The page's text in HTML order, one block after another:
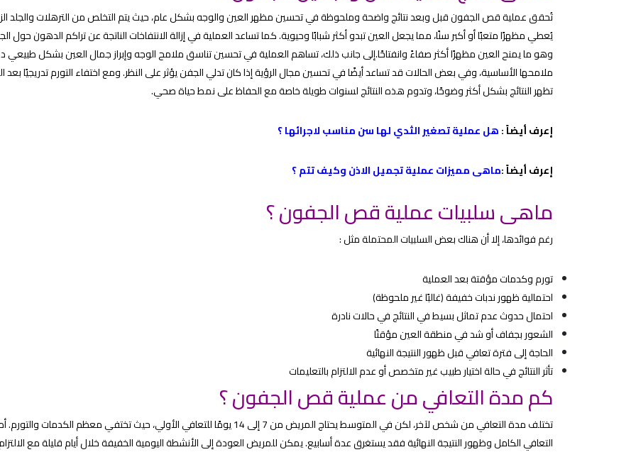
تُحقق عملية قص الجفون قبل وبعد نتائج واضحة وملحوظة في تحسين مظهر العين والوجه بشكل عام، حيث يتم التخلص من الترهلات والجلد
يُعطي مظهرًا متعبًا أو أكبر سنًا، مما يجعل العين تبدو أكثر شبابًا وحيوية. كما تساعد العملية في إزالة الانتفاخات الناتجة عن تراكم الدهون حول
وهو ما يمنح العين مظهرًا أكثر صفاءً وانفتاحًا.إلى جانب ذلك، تساهم العملية في تحسين تناسق ملامح الوجه وإبراز جمال العين بشكل طبيعي
ملامحها الأساسية، وفي بعض الحالات قد تساعد أيضًا في تحسين مجال الرؤية إذا كان تدلي الجفن يؤثر على النظر. ومع اختفاء التورم تدريجيًا بعد
تظهر النتائج بشكل أكثر وضوحًا، وتدوم هذه النتائج لسنوات طويلة خاصة مع الحفاظ على نمط حياة صحي.
إعرف أيضاً :هل عملية تصغير الثدي لها سن مناسب لاجرائها؟
إعرف أيضاً :ماهى مميزات عملية تجميل الاذن وكيف تتم؟
ماهى سلبيات عملية قص الجفون ؟
رغم فوائدها، إلا أن هناك بعض السلبيات المحتملة مثل :
تورم وكدمات مؤقتة بعد العملية
احتمالية ظهور ندبات خفيفة (غالبًا غير ملحوظة)
احتمال حدوث عدم تماثل بسيط في النتائج في حالات نادرة
الشعور بجفاف أو شد في منطقة العين مؤقتًا
الحاجة إلى فترة تعافي قبل ظهور النتيجة النهائية
تأثر النتائج في حالة اختيار طبيب غير متخصص أو عدم الالتزام بالتعليمات
كم مدة التعافي من عملية قص الجفون ؟
تختلف مدة التعافي من شخص لآخر، لكن في المتوسط يحتاج المريض من 7 إلى 14 يومًا للتعافي الأولي، حيث تختفي معظم الكدمات
التعافي الكامل وظهور النتيجة النهائية فقد يستغرق عدة أسابيع. يمكن للمريض العودة إلى الأنشطة اليومية الخفيفة خلال أيام قليلة مع